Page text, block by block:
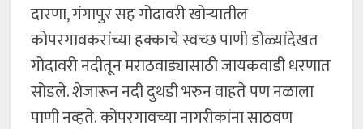
दारणा, गंगापुर सह गोदावरी खोऱ्यातील
कोपरगावकरांच्या हक्काचे स्वच्छ पाणी डोळ्यांदेखत
गोदावरी नदीतून मराठवाड्यासाठी जायकवाडी धरणात
सोडले. शेजारून नदी दुथडी भरुन वाहते पण नळाला
पाणी नव्हते. कोपरगावच्या नागरीकांना साठवण